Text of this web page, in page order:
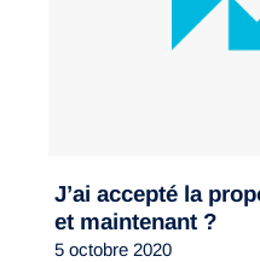
J’ai accepté la
et maintenant ?
5 octobre 2020